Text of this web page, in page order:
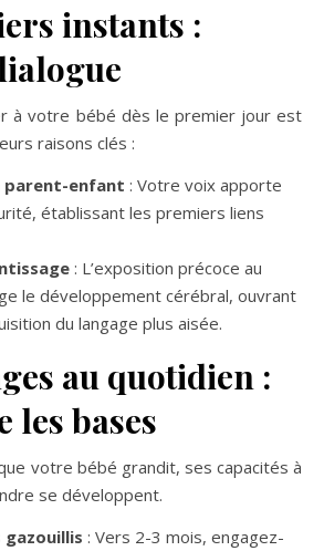
instants :
à votre bébé dès le premier jour est
raisons clés :
parent-enfant : Votre voix apporte
établissant les premiers liens
: L’exposition précoce au
le développement cérébral, ouvrant
du langage plus aisée.
au quotidien :
les bases
votre bébé grandit, ses capacités à
se développent.
gazouillis : Vers 2-3 mois, engagez-